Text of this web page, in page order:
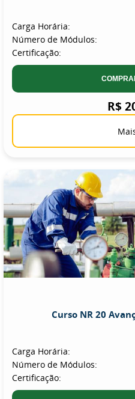
Carga Horária:
Número de Módulos:
Certificação:
R$
Curso NR 20
Carga Horária:
Número de Módulos:
Certificação: